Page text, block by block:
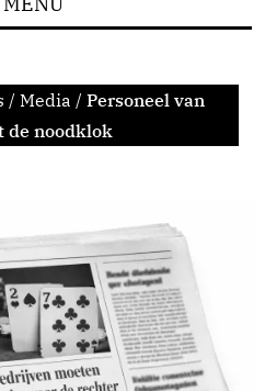
/ Media / Personeel van
de noodklok